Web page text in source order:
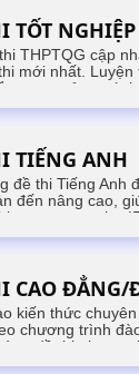
TỐT
THPTQG cập
mới nhất. Luyện
cao, mở ra
TIẾNG ANH
đề thi Tiếng Anh
đến nâng cao,
quan trọng như
CAO ĐẲNG/
kiến thức
chương trình
tàng đề thi phong
vụ cho các kỳ thi